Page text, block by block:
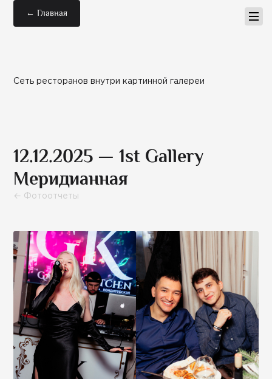
← Главная
Сеть ресторанов внутри картинной галереи
12.12.2025 — 1st Gallery
Меридианная
← Фотоотчеты